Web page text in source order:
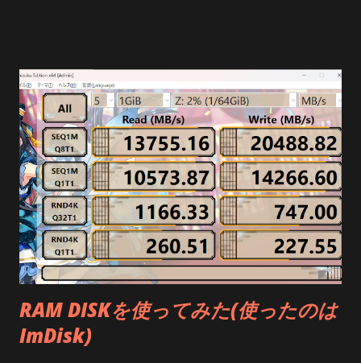
だにスタンダード版は8GBまでなんだな キャッシュ領域にした
いなら大人しく余ってるSSDを使った方がいいんじゃ無いかっ
て気がするけど おしまい
グルとイヤホンをペアリングする必要があった 何だそりゃー
Google PlayでQuestyleで検索かけるか こちら でまずはインス
トール そしてスマホにドングルを刺して、このアプリ内からイ
ヤホンをペアリング そしてそのドングルをWindows11の空いて
るUSB TYPE-Cポートに突き刺す 音が出た！ やったね 結局
音が良くなった? どうなんだろうね 正直言ってよくわからん
ただ、マイケルジャクソンのThe Jamのオープニングのガラス
の割れる音は 今までよりも細かくパリパリ聞こえるようになっ
たから効果はあったんだと思う それと遅延が少なくなった
finalのZE3000 SVというイヤホンを使っていたのだけど今まで
のただのUSBドングルで YouTubeを見てると明らかに音と画面
のタイミングがずれてて、 Bluetoothイヤホンってこんなもんか
RAM DISKを使ってみた(使ったのは
ImDisk)